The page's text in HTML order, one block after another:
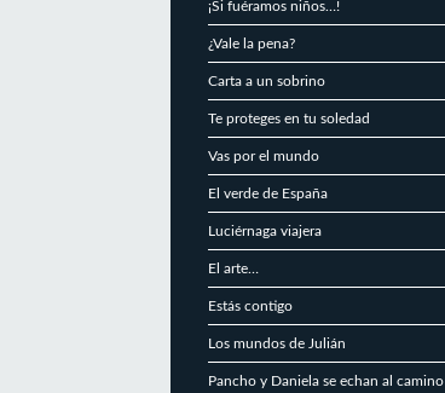
¡Si fuéramos niños…!
¿Vale la pena?
Carta a un sobrino
Te proteges en tu soledad
Vas por el mundo
El verde de España
Luciérnaga viajera
El arte…
Estás contigo
Los mundos de Julián
Pancho y Daniela se echan al camino